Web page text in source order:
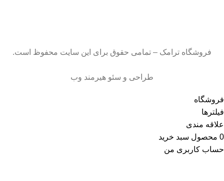
فروشگاه ترامک – تمامی حقوق برای این سایت محفوظ است.
طراحی و سئو هیرمند وب
فروشگاه
فیلترها
علاقه مندی
0 محصول سبد خرید
حساب کاربری من